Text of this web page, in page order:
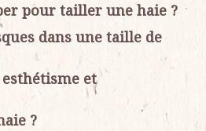
pour tailler une haie ?
dans une taille de
et
?